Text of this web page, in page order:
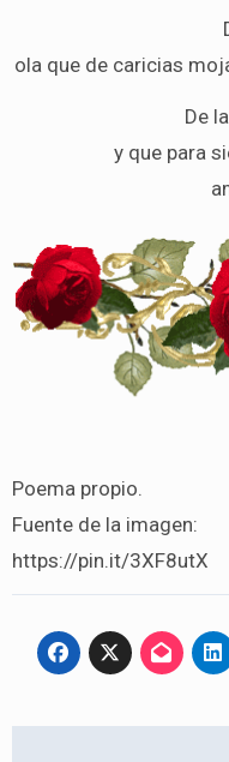
ola que de caricias
De
y que para
Poema propio.
Fuente de la imagen:
https://pin.it/3XF8utX